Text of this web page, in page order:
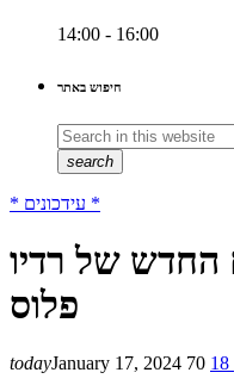
14:00 - 16:00
חיפוש באתר
search
* עידכונים *
החדש של רדיו
פלוס
todayJanuary 17, 2024 70 18